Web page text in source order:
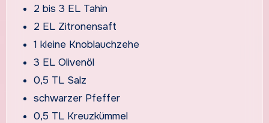
2 bis 3 EL Tahin
2 EL Zitronensaft
1 kleine Knoblauchzehe
3 EL Olivenöl
0,5 TL Salz
schwarzer Pfeffer
0,5 TL Kreuzkümmel